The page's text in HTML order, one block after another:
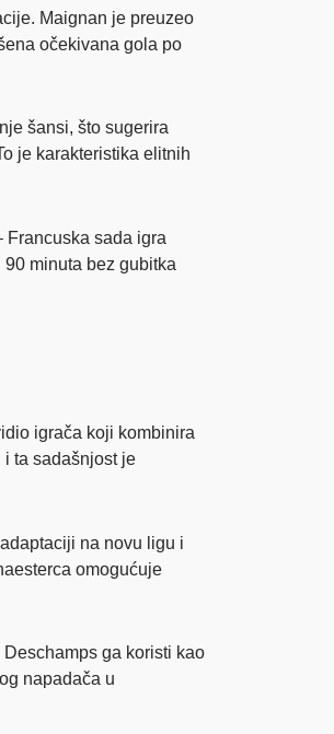
Maignan je preuzeo
očekivana gola po
šansi, što sugerira
je karakteristika elitnih
Francuska sada igra
minuta bez gubitka
igrača koji kombinira
i ta sadašnjost je
na novu ligu i
omogućuje
ga koristi kao
napadača u